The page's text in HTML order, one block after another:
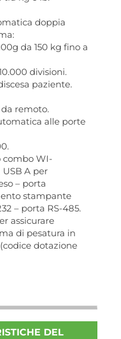
doppia
da 150 kg fino a
divisioni.
paziente.
remoto.
alle porte
combo WI-
A per
– porta
stampante
– porta RS-485.
assicurare
di pesatura in
dotazione
DEL